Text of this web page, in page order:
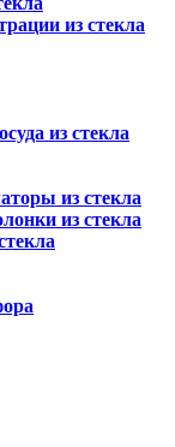
из стекла
из стекла
из стекла
из стекла